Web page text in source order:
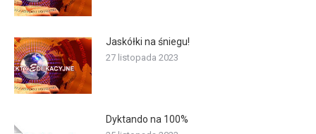
Jaskółki na śniegu!
27 listopada 2023
Dyktando na 100%